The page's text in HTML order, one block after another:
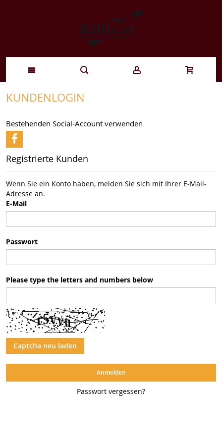
Zum
springen
KUNDENLOGIN
Bestehenden Social-Account verwenden
Registrierte Kunden
Wenn Sie ein Konto haben, melden Sie sich mit Ihrer E-Mail-
Adresse an.
E-Mail
Passwort
Please type the letters and numbers below
Captcha neu laden
Anmelden
Passwort vergessen?